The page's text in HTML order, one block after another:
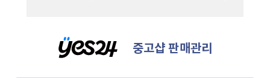
중고샵 판매관리